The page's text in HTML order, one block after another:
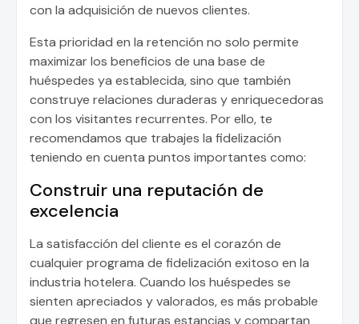
con la adquisición de nuevos clientes.
Esta prioridad en la retención no solo permite
maximizar los beneficios de una base de
huéspedes ya establecida, sino que también
construye relaciones duraderas y enriquecedoras
con los visitantes recurrentes. Por ello, te
recomendamos que trabajes la fidelización
teniendo en cuenta puntos importantes como:
Construir una reputación de
excelencia
La satisfacción del cliente es el corazón de
cualquier programa de fidelización exitoso en la
industria hotelera. Cuando los huéspedes se
sienten apreciados y valorados, es más probable
que regresen en futuras estancias y compartan